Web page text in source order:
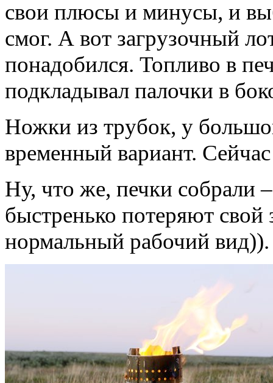
свои плюсы и минусы, и
смог. А вот загрузочный
понадобился. Топливо в
подкладывал палочки в
Ножки из трубок, у
временный вариант.
Ну, что же, печки собрали
быстренько потеряют
нормальный рабочий вид)).